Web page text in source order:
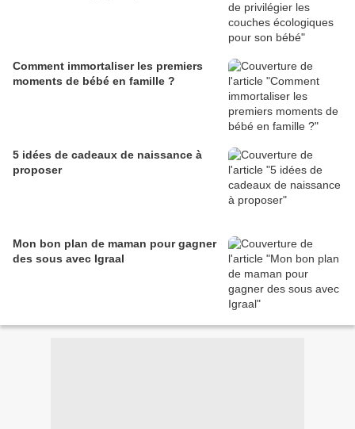
Comment immortaliser les premiers
moments de bébé en famille ?
5 idées de cadeaux de naissance à
proposer
Mon bon plan de maman pour gagner
des sous avec Igraal